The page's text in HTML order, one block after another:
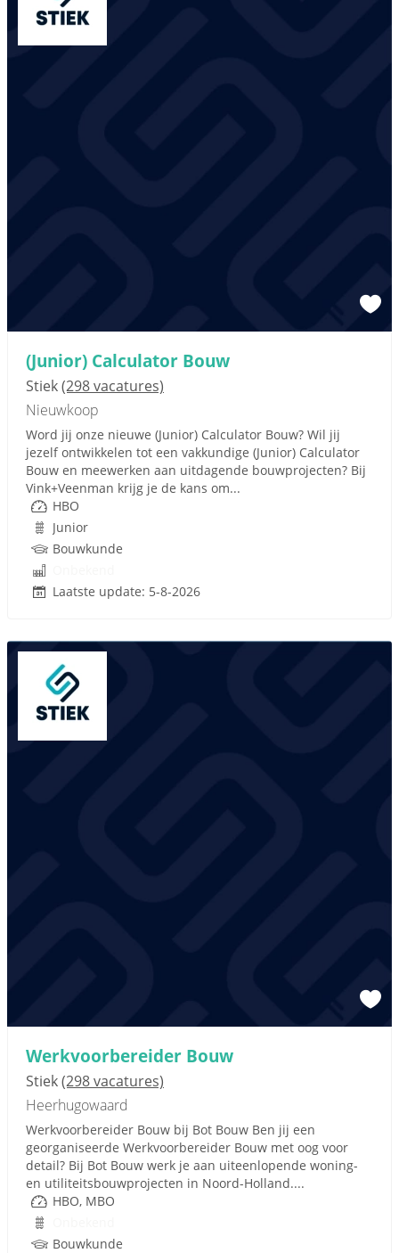
(Junior) Calculator Bouw
Stiek(298 vacatures)
Nieuwkoop
Word jij onze nieuwe (Junior) Calculator Bouw? Wil jij
jezelf ontwikkelen tot een vakkundige (Junior) Calculator
Bouw en meewerken aan uitdagende bouwprojecten? Bij
Vink+Veenman krijg je de kans om...
HBO
Junior
Bouwkunde
Laatste update: 5-8-2026
Werkvoorbereider Bouw
Stiek(298 vacatures)
Heerhugowaard
Werkvoorbereider Bouw bij Bot Bouw Ben jij een
georganiseerde Werkvoorbereider Bouw met oog voor
detail? Bij Bot Bouw werk je aan uiteenlopende woning-
en utiliteitsbouwprojecten in Noord-Holland....
HBO, MBO
Bouwkunde